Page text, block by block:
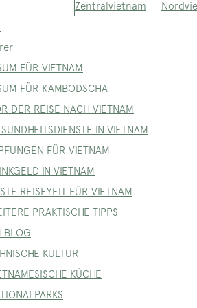
Zentralvietnam
FÜR VIETNAM
FÜR KAMBODSCHA
DER REISE NACH VIETNAM
IN VIETNAM
FÜR VIETNAM
IN VIETNAM
REISEYEIT FÜR VIETNAM
PRAKTISCHE TIPPS
BLOG
KULTUR
KÜCHE